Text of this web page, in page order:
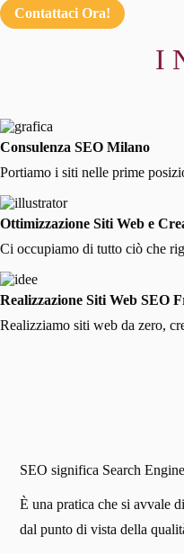
Contattaci Ora!
I
Consulenza SEO Milano
Portiamo i siti nelle prime
Ottimizzazione Siti Web e
Ci occupiamo di tutto ciò che
Realizzazione Siti Web SEO
Realizziamo siti web da zero,
SEO significa Search
È una pratica che si avvale
dal punto di vista della